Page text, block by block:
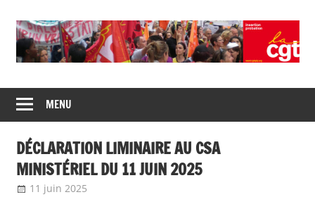
CGT
insertion
probation
de
syndicats
CGT
insertion
probation
MENU
DÉCLARATION LIMINAIRE AU CSA
MINISTÉRIEL DU 11 JUIN 2025
11 juin 2025